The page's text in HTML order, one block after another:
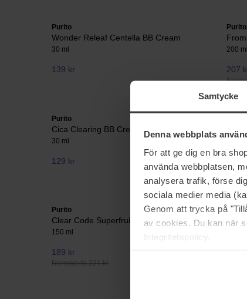
Samtycke
Denna webbplats
För att ge dig en bra
använda webbplatsen,
analysera trafik, förse
sociala medier media
Genom att trycka på
av cookies. Du kan när
Integritetspolicy.
Purito
Wonder Releaf Centella BB Cream
30 ml
139 kr
Purito
200 ml
207
Purito
Cica Clearing BB Cream
30 ml
129 kr 189
Purito
Clear Code Superfruit Cleanser
150 ml
189 kr
Normalpris 221 kr
Purito